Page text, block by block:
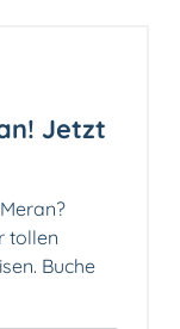
Jetzt
tollen
Buche